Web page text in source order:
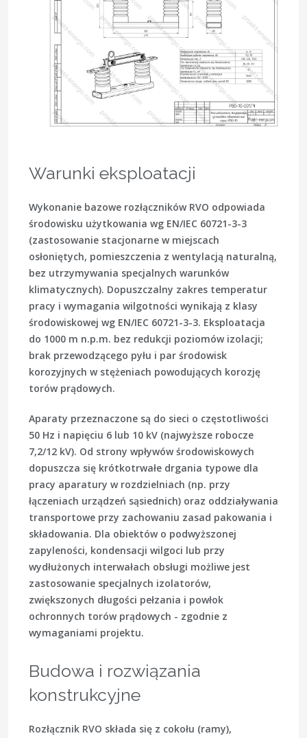
Warunki eksploatacji
Wykonanie bazowe rozłączników RVO odpowiada
środowisku użytkowania wg EN/IEC 60721-3-3
(zastosowanie stacjonarne w miejscach
osłoniętych, pomieszczenia z wentylacją naturalną,
bez utrzymywania specjalnych warunków
klimatycznych). Dopuszczalny zakres temperatur
pracy i wymagania wilgotności wynikają z klasy
środowiskowej wg EN/IEC 60721-3-3. Eksploatacja
do 1000 m n.p.m. bez redukcji poziomów izolacji;
brak przewodzącego pyłu i par środowisk
korozyjnych w stężeniach powodujących korozję
torów prądowych.
Aparaty przeznaczone są do sieci o częstotliwości
50 Hz i napięciu 6 lub 10 kV (najwyższe robocze
7,2/12 kV). Od strony wpływów środowiskowych
dopuszcza się krótkotrwałe drgania typowe dla
pracy aparatury w rozdzielniach (np. przy
łączeniach urządzeń sąsiednich) oraz oddziaływania
transportowe przy zachowaniu zasad pakowania i
składowania. Dla obiektów o podwyższonej
zapyleności, kondensacji wilgoci lub przy
wydłużonych interwałach obsługi możliwe jest
zastosowanie specjalnych izolatorów,
zwiększonych długości pełzania i powłok
ochronnych torów prądowych - zgodnie z
wymaganiami projektu.
Budowa i rozwiązania
konstrukcyjne
Rozłącznik RVO składa się z cokołu (ramy),